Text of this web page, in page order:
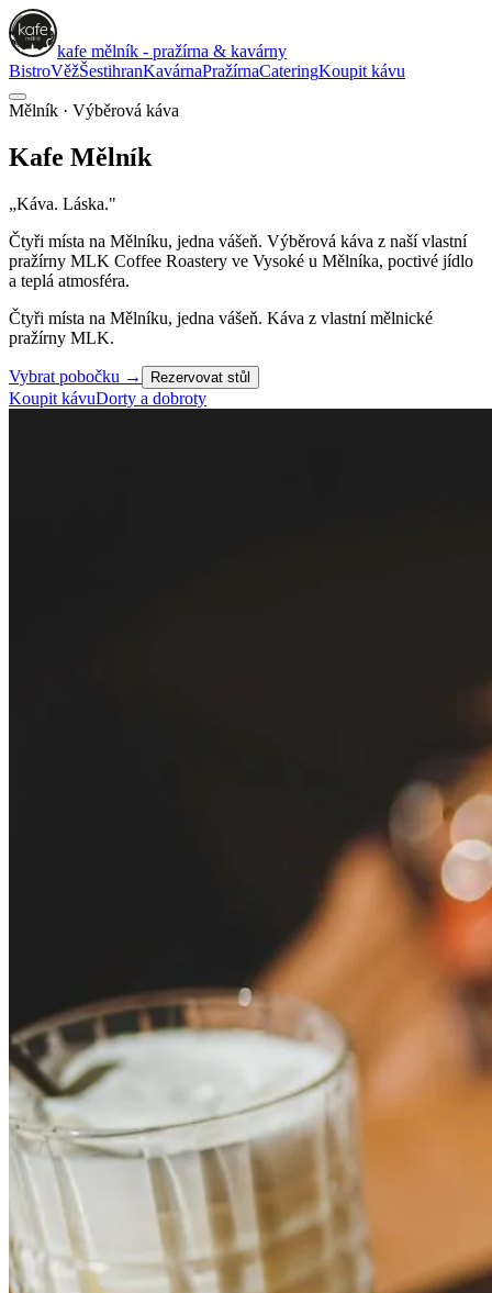
kafe mělník - pražírna & kavárny
BistroVěžŠestihranKavárnaPražírnaCateringKoupit kávu
Mělník · Výběrová káva
Kafe Mělník
„Káva. Láska."
Čtyři místa na Mělníku, jedna vášeň. Výběrová káva z naší vlastní
pražírny MLK Coffee Roastery ve Vysoké u Mělníka, poctivé jídlo
a teplá atmosféra.
Čtyři místa na Mělníku, jedna vášeň. Káva z vlastní mělnické
pražírny MLK.
Vybrat pobočku → Rezervovat stůl
Koupit kávuDorty a dobroty